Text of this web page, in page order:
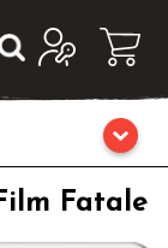
Fatale